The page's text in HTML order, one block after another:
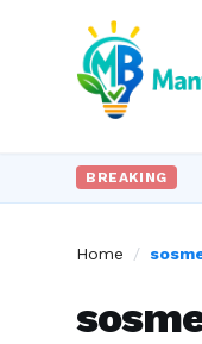
BREAKING
Home /